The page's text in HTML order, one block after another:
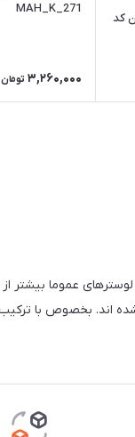
لوستر آویزی - دیواری فوق مدرن کد
MAH_K_271
3,260,000 تومان